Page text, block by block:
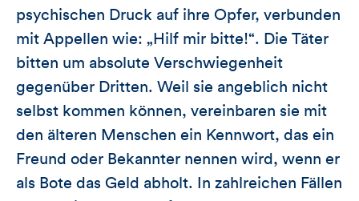
psychischen Druck auf ihre Opfer, verbunden
mit Appellen wie: „Hilf mir bitte!“. Die Täter
bitten um absolute Verschwiegenheit
gegenüber Dritten. Weil sie angeblich nicht
selbst kommen können, vereinbaren sie mit
den älteren Menschen ein Kennwort, das ein
Freund oder Bekannter nennen wird, wenn er
als Bote das Geld abholt. In zahlreichen Fällen